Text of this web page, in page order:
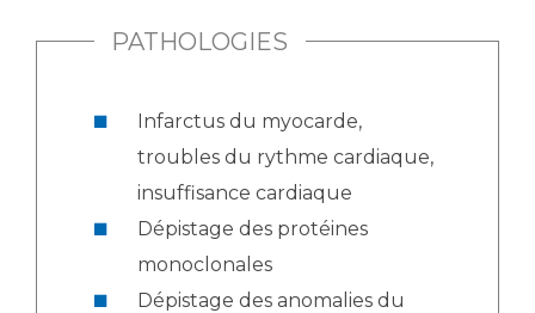
Les recherches en santé à l’AP-HM
Lieu de santé sans tabac
PATHOLOGIES
Infarctus du myocarde,
troubles du rythme cardiaque,
insuffisance cardiaque
Dépistage des protéines
monoclonales
Dépistage des anomalies du